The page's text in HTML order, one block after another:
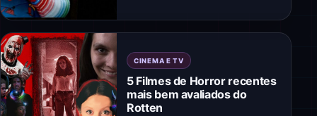
CINEMA E TV
5 Filmes de Horror recentes
mais bem avaliados do
Rotten